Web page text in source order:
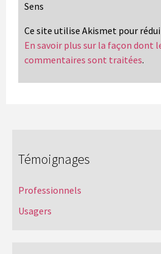
Sens
Ce site utilise Akismet pour
En savoir plus sur la façon dont
commentaires sont traitées.
Témoignages
Professionnels
Usagers